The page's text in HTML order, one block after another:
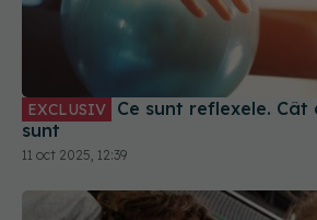
EXCLUSIV
sunt
11 oct 2025, 12:39